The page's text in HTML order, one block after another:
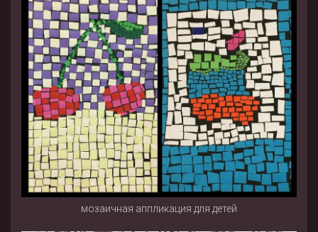
мозаичная аппликация для детей